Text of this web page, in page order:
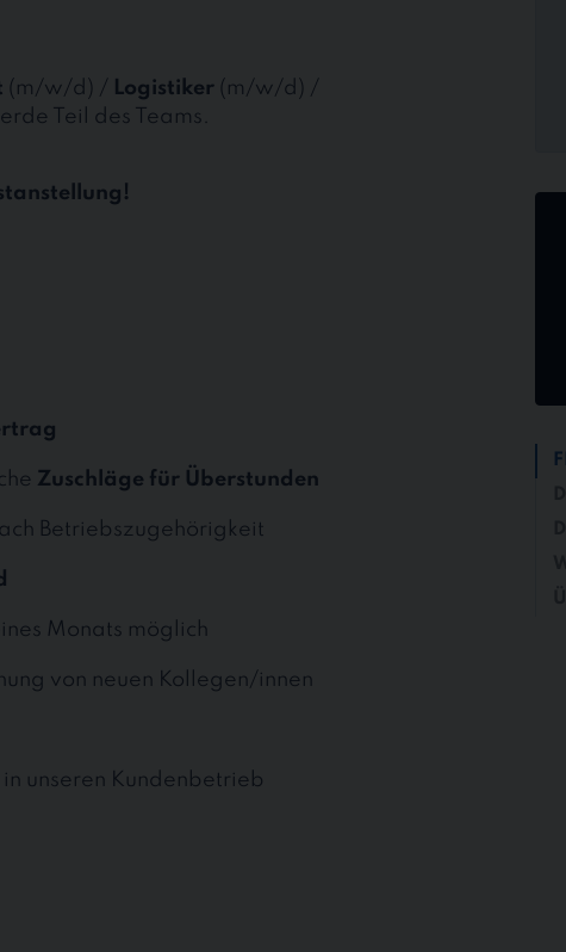
(m/w/d) / Logistiker
(m/w/d) /
Teil des Teams.
Zuschläge für Überstunden
Betriebszugehörigkeit
Monats möglich
von neuen Kollegen/innen
in unseren Kundenbetrieb